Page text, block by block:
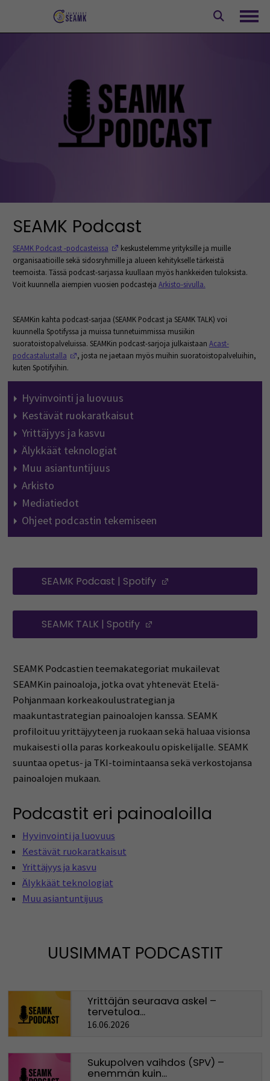
SEAMK Podcast
SEAMK Podcast -podcasteissa (Opens in a new window)
keskustelemme yrityksille ja muille
organisaatioille sekä sidosryhmille ja alueen kehitykselle tärkeistä
teemoista. Tässä podcast-sarjassa kuullaan myös hankkeiden tuloksista.
Voit kuunnella aiempien vuosien podcasteja Arkisto-sivulla.
SEAMKin kahta podcast-sarjaa (SEAMK Podcast ja SEAMK TALK) voi
kuunnella Spotifyssa ja muissa tunnetuimmissa musiikin
suoratoistopalveluissa. SEAMKin podcast-sarjoja julkaistaan Acast-
podcastalustalla
(Opens in a new window)
, josta ne jaetaan myös muihin suoratoistopalveluihin,
kuten Spotifyihin.
Hyvinvointi ja luovuus
Kestävät ruokaratkaisut
Yrittäjyys ja kasvu
Älykkäät teknologiat
Muu asiantuntijuus
Arkisto
Mediatiedot
Ohjeet podcastin tekemiseen
SEAMK Podcast | Spotify
SEAMK TALK | Spotify
SEAMK Podcastien teemakategoriat mukailevat
SEAMKin painoaloja, jotka ovat yhtenevät Etelä-
Pohjanmaan korkeakoulustrategian ja
maakuntastrategian painoalojen kanssa. SEAMK
profiloituu yrittäjyyteen ja ruokaan sekä haluaa visionsa
mukaisesti olla paras korkeakoulu opiskelijalle. SEAMK
suuntaa opetus- ja TKI-toimintaansa sekä verkostojansa
painoalojen mukaan.
Podcastit eri painoaloilla
Hyvinvointi ja luovuus
Kestävät ruokaratkaisut
Yrittäjyys ja kasvu
Älykkäät teknologiat
Muu asiantuntijuus
UUSIMMAT PODCASTIT
Yrittäjän seuraava askel –
tervetuloa...
16.06.2026
Sukupolven vaihdos (SPV) –
enemmän kuin...